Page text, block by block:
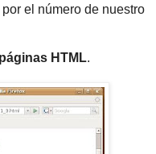
el número de nuestro
HTML.